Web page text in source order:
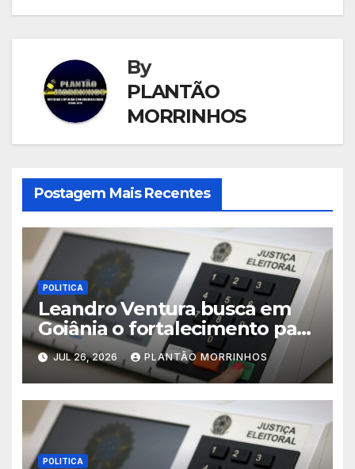
By
PLANTÃO
MORRINHOS
Postagem Mais Recentes
POLITICA
Leandro Ventura busca em
Goiânia o fortalecimento para
sua pré-candidatura
JUL 26, 2026 PLANTÃO MORRINHOS
POLITICA